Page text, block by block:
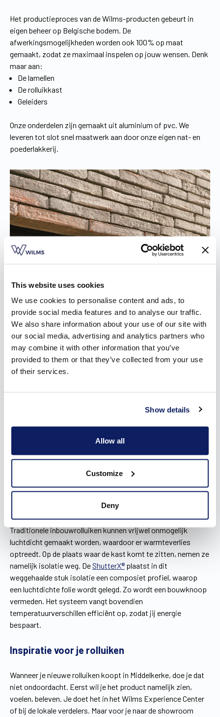
This website uses cookies
We use cookies to personalise content and ads, to
provide social media features and to analyse our traffic.
We also share information about your use of our site with
our social media, advertising and analytics partners who
may combine it with other information that you’ve
provided to them or that they’ve collected from your use
of their services.
Show details
Allow all
Customize
Deny
Het productieproces van de Wilms-producten gebeurt in
eigen beheer op Belgische bodem. De
afwerkingsmogelijkheden worden ook 100% op maat
gemaakt, zodat ze maximaal inspelen op jouw wensen. Denk
maar aan:
De lamellen
De rolluikkast
Geleiders
Onze onderdelen zijn gemaakt uit aluminium of pvc. We
leveren tot slot snel maatwerk aan door onze eigen nat- en
poederlakkerij.
De ShutterX®: innovatieve rolluiken in
Traditionele inbouwrolluiken kunnen vrijwel onmogelijk
luchtdicht gemaakt worden, waardoor er warmteverlies
optreedt. Op de plaats waar de kast komt te zitten, nemen ze
namelijk isolatie weg. DeShutterX® plaatst in dit
weggehaalde stuk isolatie een composiet profiel, waarop
een luchtdichte folie wordt gelegd. Zo wordt een bouwknoop
vermeden. Het systeem vangt bovendien
temperatuurverschillen efficiënt op, zodat jij energie
bespaart.
Inspiratie voor je rolluiken
Wanneer je nieuwe rolluiken koopt in Middelkerke, doe je dat
niet ondoordacht. Eerst wil je het product namelijk zien,
voelen, beleven. Je doet het in het Wilms Experience Center
of bij de lokale verdelers. Maar voor je naar de showroom